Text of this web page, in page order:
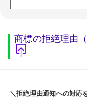
商標の拒絶理由
＼拒絶理由通知への対応